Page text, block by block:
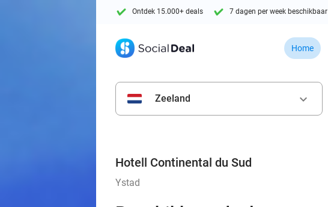
Ontdek 15.000+ deals 7 dagen per week beschikbaar
Home
Zeeland keyboard_arrow_down
Hotell Continental du Sud
Ystad